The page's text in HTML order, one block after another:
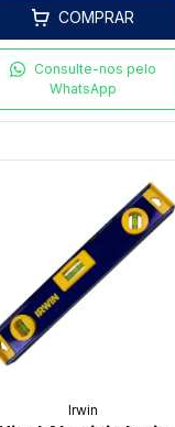
COMPRAR
Consulte-nos pelo
WhatsApp
Irwin